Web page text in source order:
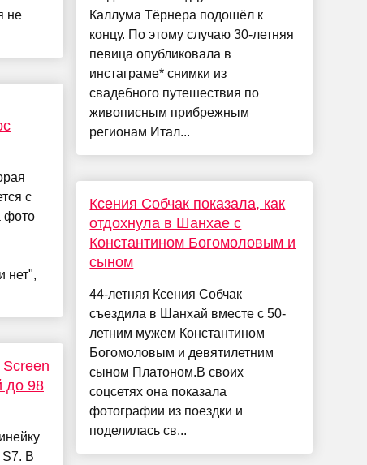
не
с
фото
нет",
до 98
S7. В
Каллума Тёрнера подошёл к
концу. По этому случаю 30-летняя
певица опубликовала в
инстаграме* снимки из
свадебного путешествия по
живописным прибрежным
регионам Итал...
Ксения Собчак показала, как
отдохнула в Шанхае с
Константином Богомоловым и
сыном
44-летняя Ксения Собчак
съездила в Шанхай вместе с 50-
летним мужем Константином
Богомоловым и девятилетним
сыном Платоном.В своих
соцсетях она показала
фотографии из поездки и
поделилась св...